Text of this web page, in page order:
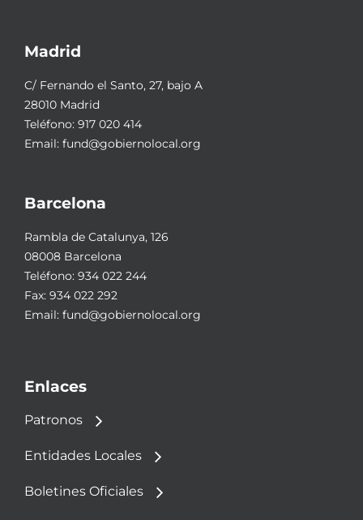
Madrid
C/ Fernando el Santo, 27, bajo A
28010 Madrid
Teléfono: 917 020 414
Email: fund@gobiernolocal.org
Barcelona
Rambla de Catalunya, 126
08008 Barcelona
Teléfono: 934 022 244
Fax: 934 022 292
Email: fund@gobiernolocal.org
Enlaces
Patronos
Entidades Locales
Boletines Oficiales